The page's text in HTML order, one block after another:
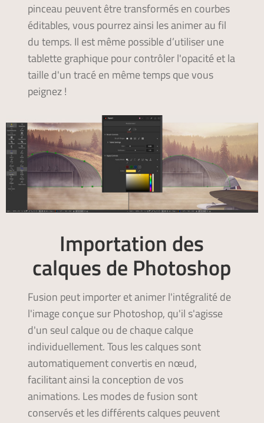
pinceau peuvent être transformés en courbes
éditables, vous pourrez ainsi les animer au fil
du temps. Il est même possible d’utiliser une
tablette graphique pour contrôler l'opacité et la
taille d'un tracé en même temps que vous
peignez !
Importation des
calques de Photoshop
Fusion peut importer et animer l'intégralité de
l'image conçue sur Photoshop, qu'il s'agisse
d'un seul calque ou de chaque calque
individuellement. Tous les calques sont
automatiquement convertis en nœud,
facilitant ainsi la conception de vos
animations. Les modes de fusion sont
conservés et les différents calques peuvent